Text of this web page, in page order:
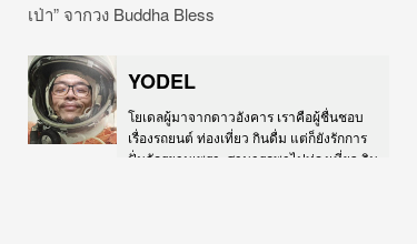
เป่า” จากวง Buddha Bless
YODEL
โยเดลผู้มาจากดาวอังคาร เราคือผู้ชื่นชอบ
เรื่องรถยนต์ ท่องเที่ยว กินดื่ม แต่ก็ยังรักการ
ปั่นจักรยานเพราะสามารถพาไปท่องเที่ยว กิน